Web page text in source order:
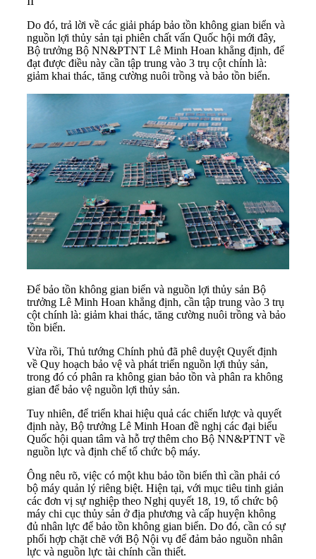
Do đó, trả lời về các giải pháp bảo tồn không gian biển và
nguồn lợi thủy sản tại phiên chất vấn Quốc hội mới đây,
Bộ trưởng Bộ NN&PTNT Lê Minh Hoan khẳng định, để
đạt được điều này cần tập trung vào 3 trụ cột chính là:
giảm khai thác, tăng cường nuôi trồng và bảo tồn biển.
Để bảo tồn không gian biển và nguồn lợi thủy sản Bộ
trưởng Lê Minh Hoan khẳng định, cần tập trung vào 3 trụ
cột chính là: giảm khai thác, tăng cường nuôi trồng và bảo
tồn biển.
Vừa rồi, Thủ tướng Chính phủ đã phê duyệt Quyết định
về Quy hoạch bảo vệ và phát triển nguồn lợi thủy sản,
trong đó có phân ra không gian bảo tồn và phân ra không
gian để bảo vệ nguồn lợi thủy sản.
Tuy nhiên, để triển khai hiệu quả các chiến lược và quyết
định này, Bộ trưởng Lê Minh Hoan đề nghị các đại biểu
Quốc hội quan tâm và hỗ trợ thêm cho Bộ NN&PTNT về
nguồn lực và định chế tổ chức bộ máy.
Ông nêu rõ, việc có một khu bảo tồn biển thì cần phải có
bộ máy quản lý riêng biệt. Hiện tại, với mục tiêu tinh giản
các đơn vị sự nghiệp theo Nghị quyết 18, 19, tổ chức bộ
máy chi cục thủy sản ở địa phương và cấp huyện không
đủ nhân lực để bảo tồn không gian biển. Do đó, cần có sự
phối hợp chặt chẽ với Bộ Nội vụ để đảm bảo nguồn nhân
lực và nguồn lực tài chính cần thiết.